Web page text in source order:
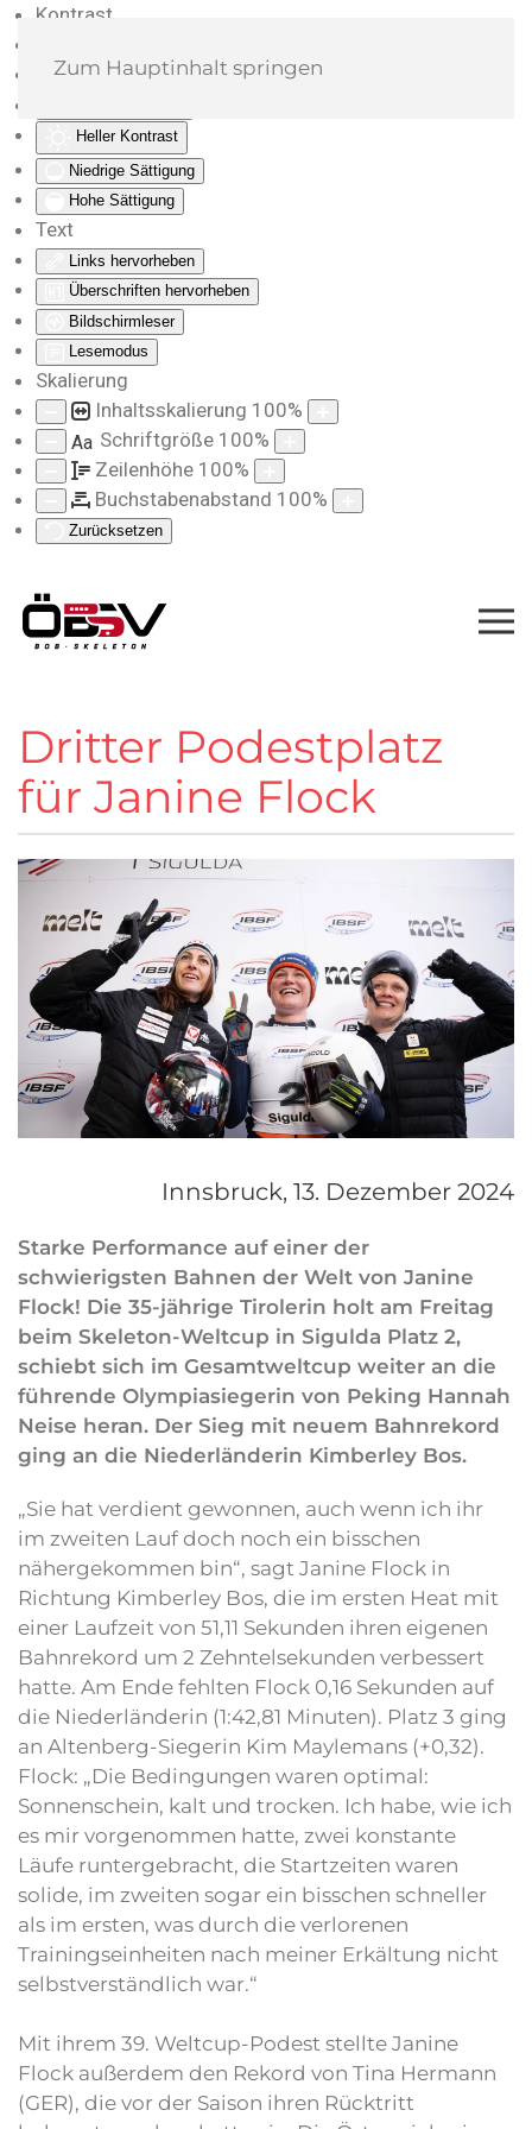
Kontrast
Monochrom
Heller Kontrast
Niedrige Sättigung
Hohe Sättigung
Text
Links hervorheben
Überschriften hervorheben
Bildschirmleser
Lesemodus
Skalierung
Inhaltsskalierung 100%
Aa Schriftgröße 100%
Zeilenhöhe 100%
Buchstabenabstand 100%
Zurücksetzen
Zum Hauptinhalt springen
Dritter Podestplatz
für Janine Flock
Innsbruck, 13. Dezember 2024
Starke Performance auf einer der
schwierigsten Bahnen der Welt von Janine
Flock! Die 35-jährige Tirolerin holt am Freitag
beim Skeleton-Weltcup in Sigulda Platz 2,
schiebt sich im Gesamtweltcup weiter an die
führende Olympiasiegerin von Peking Hannah
Neise heran. Der Sieg mit neuem Bahnrekord
ging an die Niederländerin Kimberley Bos.
„Sie hat verdient gewonnen, auch wenn ich ihr
im zweiten Lauf doch noch ein bisschen
nähergekommen bin“, sagt Janine Flock in
Richtung Kimberley Bos, die im ersten Heat mit
einer Laufzeit von 51,11 Sekunden ihren eigenen
Bahnrekord um 2 Zehntelsekunden verbessert
hatte. Am Ende fehlten Flock 0,16 Sekunden auf
die Niederländerin (1:42,81 Minuten). Platz 3 ging
an Altenberg-Siegerin Kim Maylemans (+0,32).
Flock: „Die Bedingungen waren optimal:
Sonnenschein, kalt und trocken. Ich habe, wie ich
es mir vorgenommen hatte, zwei konstante
Läufe runtergebracht, die Startzeiten waren
solide, im zweiten sogar ein bisschen schneller
als im ersten, was durch die verlorenen
Trainingseinheiten nach meiner Erkältung nicht
selbstverständlich war.“
Mit ihrem 39. Weltcup-Podest stellte Janine
Flock außerdem den Rekord von Tina Hermann
(GER), die vor der Saison ihren Rücktritt